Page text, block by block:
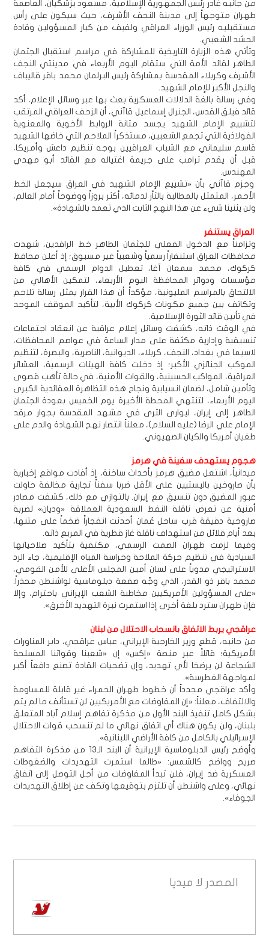
من جانبه غادر رئيس الجمهورية الإسلامية، مسعود بزشكيان، العاصمة
طهران متوجهاً إلى مدينة النجف الأشرف، حيث سيكون على رأس
مستقبليه رئيس الوزراء العراقي ولفيف من كبار المسؤولين وقادة
الحشد الشعبي.
وتأتي هذه الزيارة التاريخية للمشاركة في مراسم استقبال الجثمان
الطاهر لقائد الأمة التي ستقام اليوم الأربعاء في مدينتي النجف
الأشرف وكربلاء المقدسة بمشاركة رئيس البرلمان محمد باقر قاليباف
والنجل الأكبر للإمام الشهيد.
وفي رسالة بالغة الدلالات العسكرية بعث بها عبر وسائل الإعلام، أكد
قائد فيلق القدس، الجنرال إسماعيل قاآني، أن الزحف العراقي المرتقب
لتشييع الإمام الشهيد يجسد متانة الروابط الأخوية والمعنوية
الفولاذية التي تجمع الشعبين، مستذكراً الملاحم التي خاضها الشهيد
قاسم سليماني مع الشباب العراقيين بوجه تنظيم داعش وأمريكا،
قبل أن يقدم ترامب على جريمة اغتياله مع القائد أبو مهدي
المهندس.
وجزم قاآني بأن «تشييع الإمام الشهيد في العراق سيجعل الخط
الأحمر، المتمثل بالمطالبة بالثأر لدمائه، أكثر بروزاً ووضوحاً أمام العالم،
ولن يثنينا شيء عن هذا النهج الثابت الذي تعمد بالشهادة».
العراق يستنفر
وتزامناً مع الدخول الفعلي للجثمان الطاهر خط الرافدين، شهدت
محافظات العراق استنفاراً رسمياً وشعبياً غير مسبوق؛ إذ أعلن محافظ
كركوك، محمد سمعان آغا، تعطيل الدوام الرسمي في كافة
مؤسسات ودوائر المحافظة اليوم الأربعاء، لتمكين الأهالي من
الالتحاق بالمراسم المليونية، مؤكداً أن هذا القرار يمثل رسالة تلاحم
وتكاتف بين جميع مكونات كركوك الأبية، لتأكيد الموقف الموحد
في تأبين قائد الثورة الإسلامية.
في الوقت ذاته، كشفت وسائل إعلام عراقية عن انعقاد اجتماعات
تنسيقية وإدارية مكثفة على مدار الساعة في عواصم المحافظات،
لاسيما في بغداد، النجف، كربلاء، الديوانية، الناصرية، والبصرة، لتنظيم
الموكب الجنائزي الأكبر؛ إذ دخلت كافة الهيئات الرسمية، العشائر
العراقية، المواكب الحسينية، والقوات الأمنية، في حالة تأهب قصوى
وتأمين شامل، لضمان انسيابية ونجاح هذه التظاهرة العقائدية الكبرى
اليوم الأربعاء، لتنتهي المحطة الأخيرة يوم الخميس بعودة الجثمان
الطاهر إلى إيران، ليوارى الثرى في مشهد المقدسة بجوار مرقد
الإمام علي الرضا (عليه السلام)، معلناً انتصار نهج الشهادة والدم على
طغيان أمريكا والكيان الصهيوني.
هجوم يستهدف سفينة في هرمز
ميدانياً، اشتعل مضيق هرمز بأحداث ساخنة، إذ أفادت مواقع إخبارية
بأن صاروخين باليستيين على الأقل ضربا سفناً تجارية مخالفة حاولت
عبور المضيق دون تنسيق مع إيران. بالتوازي مع ذلك، كشفت مصادر
أمنية عن تعرض ناقلة النفط السعودية العملاقة «وديان» لضربة
صاروخية دقيقة قرب ساحل عُمان أحدثت انفجاراً ضخماً على متنها،
بعد أيام قلائل من استهداف ناقلة غاز قطرية في المربع ذاته.
وفيما لزمت طهران الصمت الرسمي، مكتفية بتأكيد صلاحياتها
السيادية في تنظيم حركة الملاحة وحراسة المياه الإقليمية، جاء الرد
الاستراتيجي مدوياً على لسان أمين المجلس الأعلى للأمن القومي،
محمد باقر ذو القدر، الذي وجّه صفعة دبلوماسية لواشنطن محذراً:
«على المسؤولين الأمريكيين مخاطبة الشعب الإيراني باحترام، وإلا
فإن طهران سترد بلغة أخرى إذا استمرت نبرة التهديد الأخرق».
عراقجي يربط الاتفاق بانسحاب الاحتلال من لبنان
من جانبه، قطع وزير الخارجية الإيراني، عباس عراقجي، دابر المناورات
الأمريكية؛ قائلاً عبر منصة «إكس» إن «شعبنا وقواتنا المسلحة
الشجاعة لن يرضخا لأي تهديد، وإن تضحيات القادة تصنع دافعاً أكبر
لمواجهة الغطرسة».
وأكد عراقجي مجدداً أن خطوط طهران الحمراء غير قابلة للمساومة
والالتفاف، معلناً: «إن المفاوضات مع الأمريكيين لن تستأنف ما لم يتم
بشكل كامل تنفيذ البند الأول من مذكرة تفاهم إسلام آباد المتعلق
بلبنان، ولن يكون هناك أي اتفاق نهائي ما لم تنسحب قوات الاحتلال
الإسرائيلي بالكامل من كافة الأراضي اللبنانية».
وأوضح رئيس الدبلوماسية الإيرانية أن البند الـ13 من مذكرة التفاهم
صريح وواضح كالشمس: «طالما استمرت التهديدات والضغوطات
العسكرية ضد إيران، فلن تبدأ المفاوضات من أجل التوصل إلى اتفاق
نهائي، وعلى واشنطن أن تلتزم بتوقيعها وتكف عن إطلاق التهديدات
الجوفاء».
المصدر لا ميديا